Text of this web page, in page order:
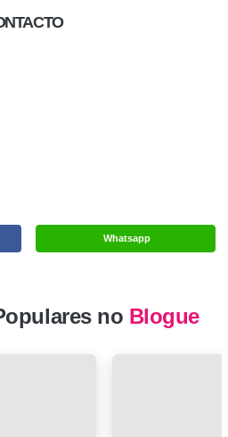
Whatsapp
no Blogue